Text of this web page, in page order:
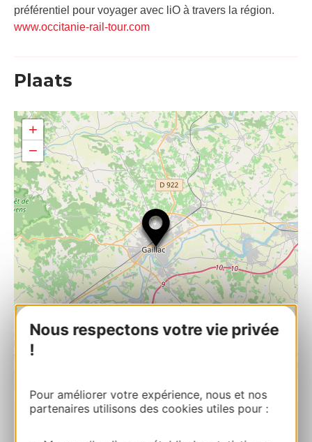
Nous respectons votre vie privée
!
Pour améliorer votre expérience, nous et nos
partenaires utilisons des cookies utiles pour :
préférentiel pour voyager avec liO à travers la région.
www.occitanie-rail-tour.com
Plaats
+
−